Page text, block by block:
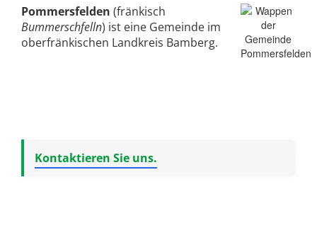
Pommersfelden (fränkisch
Bummerschfelln) ist eine Gemeinde im
oberfränkischen Landkreis Bamberg.
Kontaktieren Sie uns.